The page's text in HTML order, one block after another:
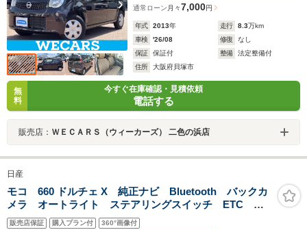
通常ローン 月々7,000円
年式 2013年 走行 8.3万km
車検
'26/08 修復
なし
保証
保証付 整備
法定整備付
住所
大阪府貝塚市
無
料
今すぐ在庫確認・見積依頼
電話する
販売店： ＷＥＣＡＲＳ（ウィーカーズ） 二色の浜店
日産
モコ 660 ドルチェ X 純正ナビ Bluetooth バックカ
メラ オートライト ステアリングスイッチ ETC プ
ッシュスタート スマートキー パワーウィンドウ 電
販売店保証 購入プラン付 360°画像付